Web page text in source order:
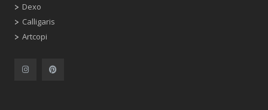
Dexo
Calligaris
Artcopi